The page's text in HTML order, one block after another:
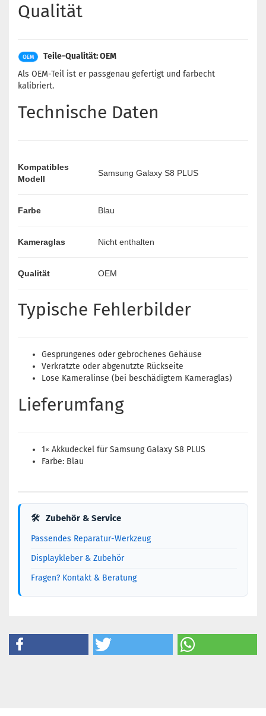
Qualität
Teile-Qualität: OEM
Als OEM-Teil ist er passgenau gefertigt und farbecht
kalibriert.
Technische Daten
Kompatibles
Modell
Samsung Galaxy S8 PLUS
Farbe Blau
Kameraglas Nicht enthalten
Qualität OEM
Typische Fehlerbilder
Gesprungenes oder gebrochenes Gehäuse
Verkratzte oder abgenutzte Rückseite
Lose Kameralinse (bei beschädigtem Kameraglas)
Lieferumfang
1× Akkudeckel für Samsung Galaxy S8 PLUS
Farbe: Blau
🛠 Zubehör & Service
Passendes Reparatur-Werkzeug
Displaykleber & Zubehör
Fragen? Kontakt & Beratung